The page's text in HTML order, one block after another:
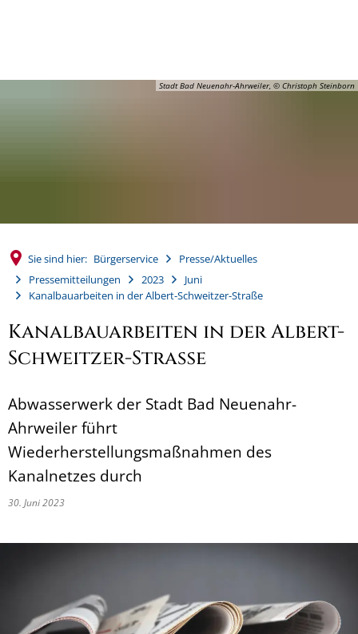
Stadt Bad Neuenahr-Ahrweiler, © Christoph Steinborn
Sie sind hier: Bürgerservice
Presse/Aktuelles
Pressemitteilungen
2023
Juni
Kanalbauarbeiten in der Albert-Schweitzer-Straße
Kanalbauarbeiten in der Albert-
Schweitzer-Straße
Abwasserwerk der Stadt Bad Neuenahr-
Ahrweiler führt
Wiederherstellungsmaßnahmen des
Kanalnetzes durch
30. Juni 2023